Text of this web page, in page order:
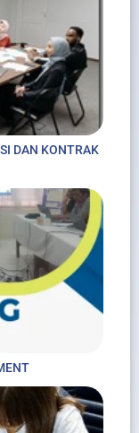
DAN KONTRAK